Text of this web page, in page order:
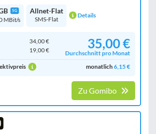
5G
MBit/s
Allnet-Flat
SMS-Flat Details
34,00 €
19,00 € 35,00 €
Durchschnitt pro Monat
monatlich6,15 €
Zu Gomibo